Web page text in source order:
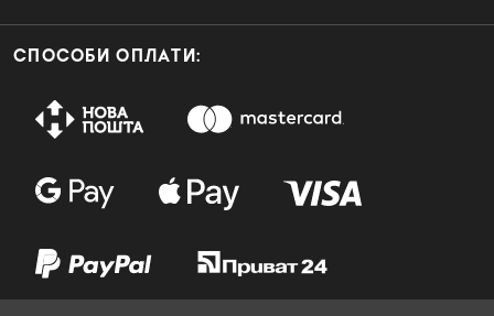
СПОСОБИ ОПЛАТИ: